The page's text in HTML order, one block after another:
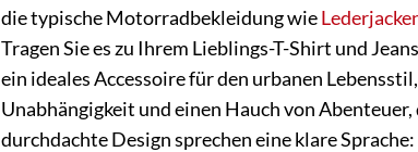
die typische Motorradbekleidung wie
Tragen Sie es zu Ihrem Lieblings-T-Shirt und
ein ideales Accessoire für den urbanen
Unabhängigkeit und einen Hauch von
durchdachte Design sprechen eine klare